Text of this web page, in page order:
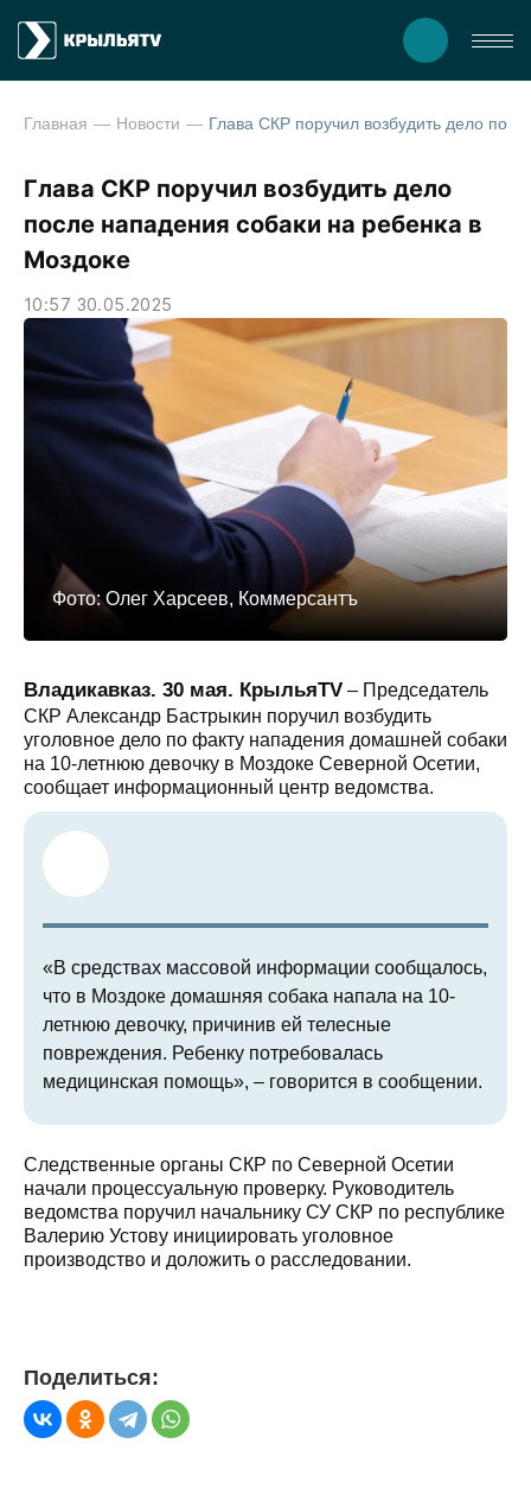
Главная Новости
Глава СКР поручил возбудить дело
после нападения собаки на ребенка в
Моздоке
10:57 30.05.2025
Фото: Олег Харсеев, Коммерсантъ
Владикавказ. 30 мая. КрыльяTV – Председатель
СКР Александр Бастрыкин поручил возбудить
уголовное дело по факту нападения домашней собаки
на 10-летнюю девочку в Моздоке Северной Осетии,
сообщает информационный центр ведомства.
«В средствах массовой информации сообщалось,
что в Моздоке домашняя собака напала на 10-
летнюю девочку, причинив ей телесные
повреждения. Ребенку потребовалась
медицинская помощь», – говорится в сообщении.
Следственные органы СКР по Северной Осетии
начали процессуальную проверку. Руководитель
ведомства поручил начальнику СУ СКР по республике
Валерию Устову инициировать уголовное
производство и доложить о расследовании.
Поделиться: